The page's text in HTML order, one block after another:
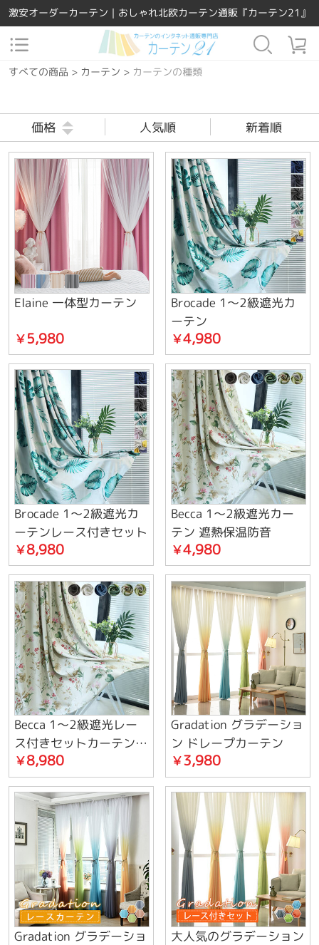
激安オーダーカーテン｜おしゃれ北欧カーテン通販『カーテン21』
すべての商品 > カーテン > カーテンの種類
価格 人気順 新着順
Elaine 一体型カーテン
￥5,980
Brocade 1～2級遮光カ
ーテン
￥4,980
Brocade 1～2級遮光カ
ーテンレース付きセット
￥8,980
Becca 1～2級遮光カー
テン 遮熱保温防音
￥4,980
Becca 1～2級遮光レー
ス付きセットカーテン
遮熱保温防音
￥8,980
Gradation グラデーショ
ン ドレープカーテン
￥3,980
Gradation グラデーショ
大人気のグラデーション